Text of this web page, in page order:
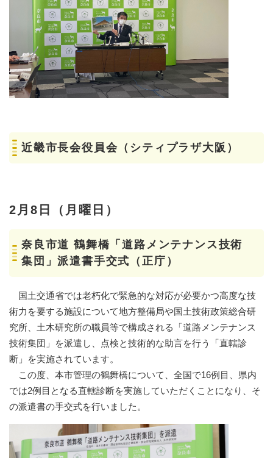
近畿市長会役員会（シティプラザ大阪）
2月8日（月曜日）
奈良市道 鶴舞橋「道路メンテナンス技術
集団」派遣書手交式（正庁）
国土交通省では老朽化で緊急的な対応が必要かつ高度な技
術力を要する施設について地方整備局や国土技術政策総合研
究所、土木研究所の職員等で構成される「道路メンテナンス
技術集団」を派遣し、点検と技術的な助言を行う「直轄診
断」を実施されています。
この度、本市管理の鶴舞橋について、全国で16例目、県内
では2例目となる直轄診断を実施していただくことになり、そ
の派遣書の手交式を行いました。